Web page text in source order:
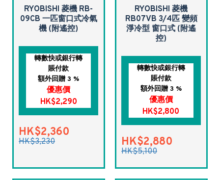
RYOBISHI 菱機 RB-
09CB 一匹窗口式冷氣
機 (附遙控)
轉數快或銀行轉
賬付款
額外回贈 3 %
優惠價
HK$2,290
HK$2,360
HK$3,230
RYOBISHI 菱機
RB07VB 3/4匹 變頻
淨冷型 窗口式 (附遙
控)
轉數快或銀行轉
賬付款
額外回贈 3 %
優惠價
HK$2,800
HK$2,880
HK$5,100